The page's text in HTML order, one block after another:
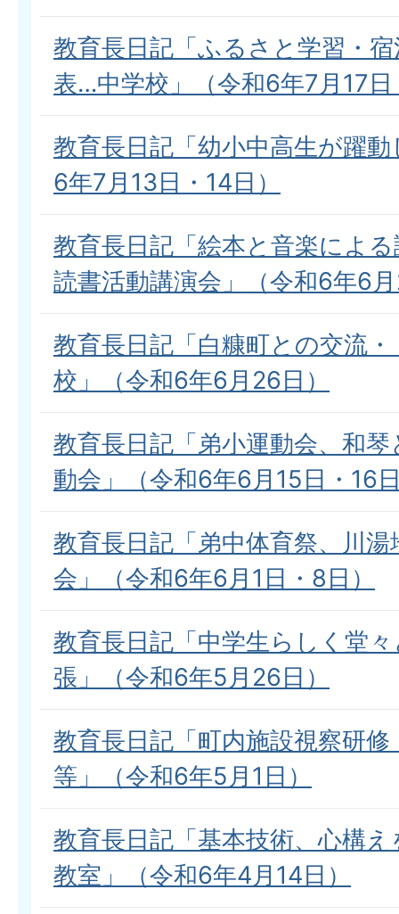
教育長日記「ふるさと学習・
表…中学校」（令和6年7月17
教育長日記「幼小中高生が躍
6年7月13日・14日）
教育長日記「絵本と音楽によ
読書活動講演会」（令和6年6
教育長日記「白糠町との交流
校」（令和6年6月26日）
教育長日記「弟小運動会、和
動会」（令和6年6月15日・16
教育長日記「弟中体育祭、川
会」（令和6年6月1日・8日）
教育長日記「中学生らしく堂
張」（令和6年5月26日）
教育長日記「町内施設視察研
等」（令和6年5月1日）
教育長日記「基本技術、心構
教室」（令和6年4月14日）